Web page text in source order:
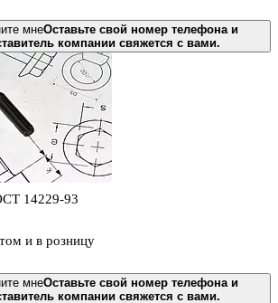
мнеОставьте свой номер телефона и
компании свяжется с вами.
14229-93
и в розницу
мнеОставьте свой номер телефона и
компании свяжется с вами.